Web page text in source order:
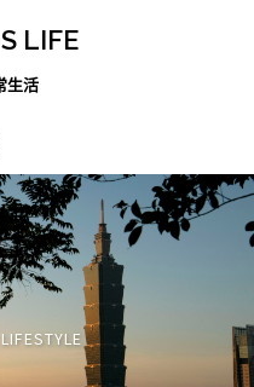
LIFE
生活